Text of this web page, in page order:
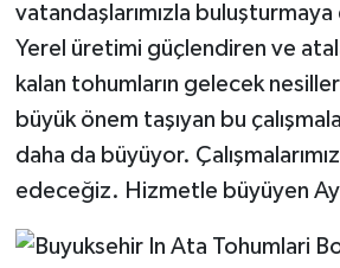
vatandaşlarımızla
Yerel üretimi güçlendiren ve
kalan tohumların gelecek
büyük önem taşıyan bu
daha da büyüyor.
edeceğiz. Hizmetle büyüyen